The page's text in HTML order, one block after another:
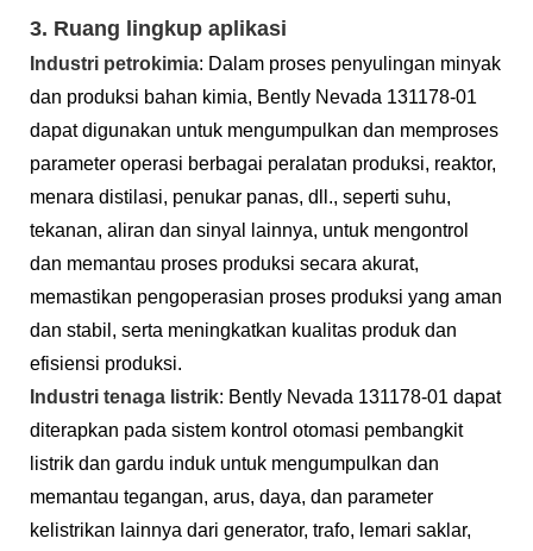
3. Ruang lingkup aplikasi
Industri petrokimia: Dalam proses penyulingan minyak
dan produksi bahan kimia, Bently Nevada 131178-01
dapat digunakan untuk mengumpulkan dan memproses
parameter operasi berbagai peralatan produksi, reaktor,
menara distilasi, penukar panas, dll., seperti suhu,
tekanan, aliran dan sinyal lainnya, untuk mengontrol
dan memantau proses produksi secara akurat,
memastikan pengoperasian proses produksi yang aman
dan stabil, serta meningkatkan kualitas produk dan
efisiensi produksi.
Industri tenaga listrik: Bently Nevada 131178-01 dapat
diterapkan pada sistem kontrol otomasi pembangkit
listrik dan gardu induk untuk mengumpulkan dan
memantau tegangan, arus, daya, dan parameter
kelistrikan lainnya dari generator, trafo, lemari saklar,